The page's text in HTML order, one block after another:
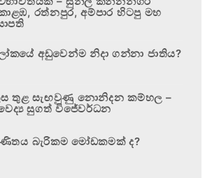
රත්නපුර, අම්පාර හිටපු මහ
අඩුවෙන්ම නිදා ගන්නා ජාතිය?
තුළ සැඟවුණු නොනිදන කම්හල –
සුගත් විජේවර්ධන
බැරිකම මෝඩකමක් ද?